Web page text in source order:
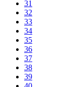
31
32
33
34
35
36
37
38
39